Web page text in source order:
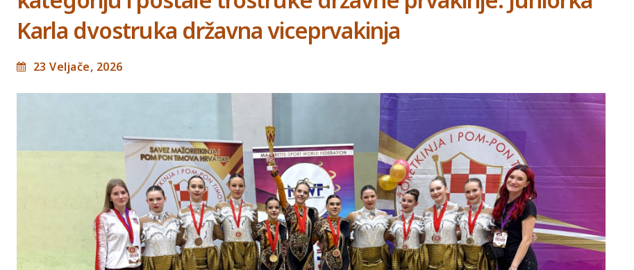
Karla dvostruka državna viceprvakinja
23 Veljače, 2026